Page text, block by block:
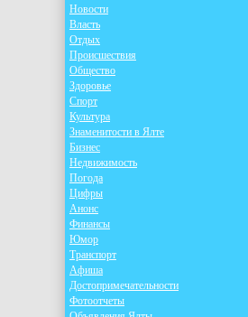
Новости
Власть
Отдых
Происшествия
Общество
Здоровье
Спорт
Культура
Знаменитости в Ялте
Бизнес
Недвижимость
Погода
Цифры
Анонс
Финансы
Юмор
Транспорт
Афиша
Достопримечательности
Фотоотчеты